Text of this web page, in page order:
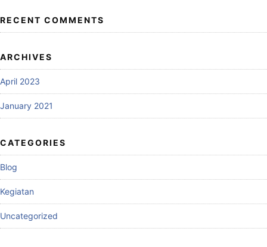
RECENT COMMENTS
ARCHIVES
April 2023
January 2021
CATEGORIES
Blog
Kegiatan
Uncategorized